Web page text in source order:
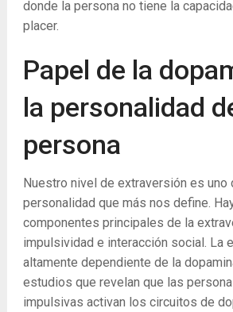
donde la persona no tiene la
placer.
Papel de la
la personalidad
persona
Nuestro nivel de extraversión es
personalidad que más nos define.
componentes principales de la
impulsividad e interacción social. La
altamente dependiente de la
estudios que revelan que las
impulsivas activan los circuitos de